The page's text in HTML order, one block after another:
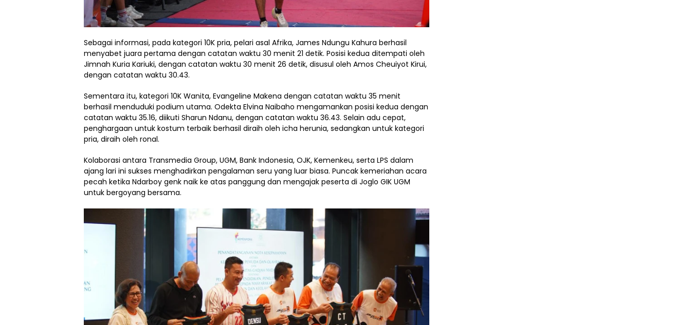
Sebagai informasi, pada kategori 10K pria, pelari asal Afrika, James Ndungu Kahura berhasil
menyabet juara pertama dengan catatan waktu 30 menit 21 detik. Posisi kedua ditempati oleh
Jimnah Kuria Kariuki, dengan catatan waktu 30 menit 26 detik, disusul oleh Amos Cheuiyot Kirui,
dengan catatan waktu 30.43.
Sementara itu, kategori 10K Wanita, Evangeline Makena dengan catatan waktu 35 menit
berhasil menduduki podium utama. Odekta Elvina Naibaho mengamankan posisi kedua dengan
catatan waktu 35.16, diikuti Sharun Ndanu, dengan catatan waktu 36.43. Selain adu cepat,
penghargaan untuk kostum terbaik berhasil diraih oleh icha herunia, sedangkan untuk kategori
pria, diraih oleh ronal.
Kolaborasi antara Transmedia Group, UGM, Bank Indonesia, OJK, Kemenkeu, serta LPS dalam
ajang lari ini sukses menghadirkan pengalaman seru yang luar biasa. Puncak kemeriahan acara
pecah ketika Ndarboy genk naik ke atas panggung dan mengajak peserta di Joglo GIK UGM
untuk bergoyang bersama.